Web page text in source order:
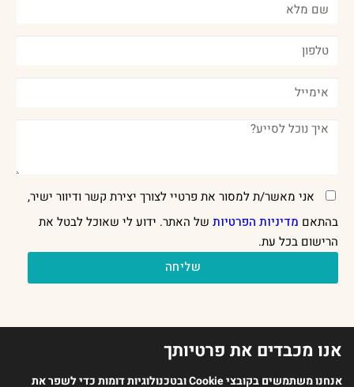
אני מאשר/ת למסור את פרטיי לצורך יצירת קשר ודיוור ישיר,
בהתאם מדיניות הפרטיות של האתר. ידוע לי שאוכל לבטל את
הרישום בכל עת.
שליחה
אנו מכבדים את פרטיותך
אנחנו משתמשים בקובצי Cookie ובטכנולוגיות דומות כדי לשפר את